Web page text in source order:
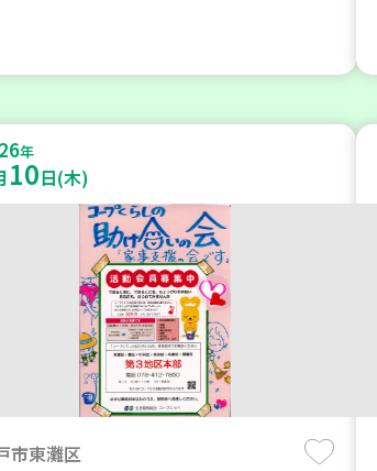
年
10日(木)
市東灘区